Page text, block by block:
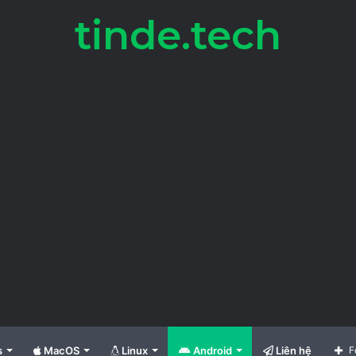
tinde.tech
MacOS Linux Android Liên hệ